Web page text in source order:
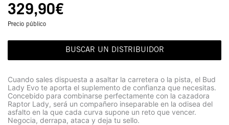
329,90€
Precio público
BUSCAR UN DISTRIBUIDOR
Cuando sales dispuesta a asaltar la carretera o la pista, el Bud
Lady Evo te aporta el suplemento de confianza que necesitas.
Concebido para combinarse perfectamente con la cazadora
Raptor Lady, será un compañero inseparable en la odisea del
asfalto en la que cada curva supone un reto que vencer.
Negocia, derrapa, ataca y deja tu sello.